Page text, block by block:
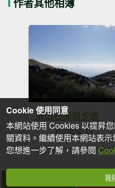
頂山石梯嶺步道
2019-12-16
Cookie 使用同意
本網站使用 Cookies 以提昇
關資料。繼續使用本網站表
您想進一步了解，請參閱
我